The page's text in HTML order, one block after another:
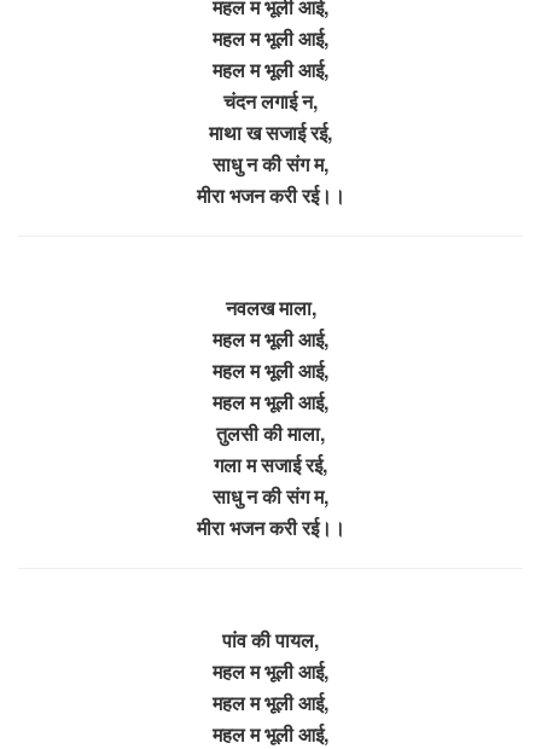
महल म भूली आई,
महल म भूली आई,
महल म भूली आई,
चंदन लगाई न,
माथा ख सजाई रई,
साधु न की संग म,
मीरा भजन करी रई।।
नवलख माला,
महल म भूली आई,
महल म भूली आई,
महल म भूली आई,
तुलसी की माला,
गला म सजाई रई,
साधु न की संग म,
मीरा भजन करी रई।।
पांव की पायल,
महल म भूली आई,
महल म भूली आई,
महल म भूली आई,